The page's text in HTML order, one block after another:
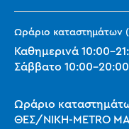
Ωράριο καταστημάτων
Καθημερινά 10:00-
Σάββατο 10:00-20:00
Ωράριο
ΘΕΣ/ΝΙΚΗ-METRO